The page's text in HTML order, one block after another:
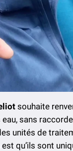
souhaite
sans
unités de
qu’ils sont